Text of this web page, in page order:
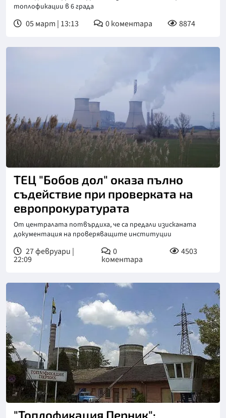
топлофикации в 6 града
05 март | 13:13 0коментара 8874
ТЕЦ "Бобов дол" оказа пълно
съдействие при проверката на
европрокуратурата
От централата потвърдиха, че са предали изисканата
документация на проверяващите институции
27 февруари |
22:09
0
коментара
4503
"Топлофикация Перник":